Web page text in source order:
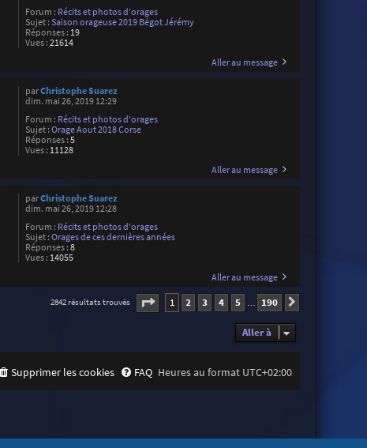
Forum : Récits et photos d'orages
Sujet : Saison orageuse 2019 Bégot Jérémy
Réponses : 19
Vues : 21614
Aller au message
parChristophe Suarez
dim. mai 26, 2019 12:29
Forum : Récits et photos d'orages
Sujet : Orage Aout 2018 Corse
Réponses : 5
Vues : 11128
Aller au message
parChristophe Suarez
dim. mai 26, 2019 12:28
Forum : Récits et photos d'orages
Sujet : Orages de ces dernières années
Réponses : 8
Vues : 14055
Aller au message
2842 résultats trouvés Page 1sur190
1 2 3 4 5 … 190
Aller à
Heures au format UTC+02:00
FAQ
Supprimer les cookies